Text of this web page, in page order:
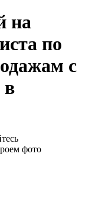
на
по
с
в
фото